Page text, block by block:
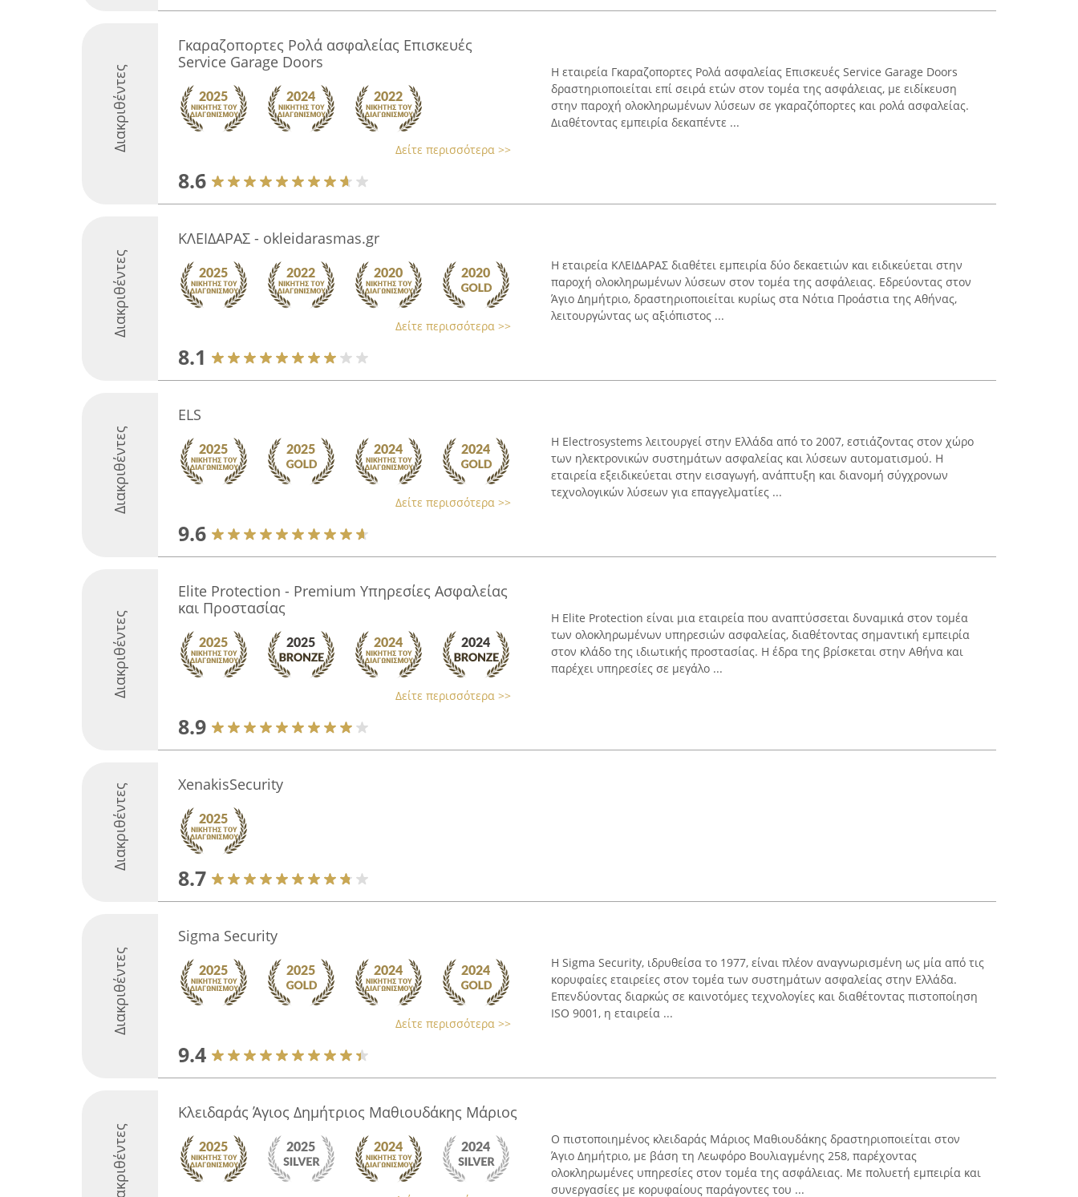
Διακριθέντες
Γκαραζοπορτες Ρολά ασφαλείας Επισκευές
Service Garage Doors
Δείτε περισσότερα >>
8.6
Η εταιρεία Γκαραζοπορτες Ρολά ασφαλείας Επισκευές Service Garage Doors
δραστηριοποιείται επί σειρά ετών στον τομέα της ασφάλειας, με ειδίκευση
στην παροχή ολοκληρωμένων λύσεων σε γκαραζόπορτες και ρολά ασφαλείας.
Διαθέτοντας εμπειρία δεκαπέντε ...
Διακριθέντες
ΚΛΕΙΔΑΡΑΣ - okleidarasmas.gr
Δείτε περισσότερα >>
8.1
Η εταιρεία ΚΛΕΙΔΑΡΑΣ διαθέτει εμπειρία δύο δεκαετιών και ειδικεύεται στην
παροχή ολοκληρωμένων λύσεων στον τομέα της ασφάλειας. Εδρεύοντας στον
Άγιο Δημήτριο, δραστηριοποιείται κυρίως στα Νότια Προάστια της Αθήνας,
λειτουργώντας ως αξιόπιστος ...
Διακριθέντες
ELS
Δείτε περισσότερα >>
9.6
Η Electrosystems λειτουργεί στην Ελλάδα από το 2007, εστιάζοντας στον χώρο
των ηλεκτρονικών συστημάτων ασφαλείας και λύσεων αυτοματισμού. Η
εταιρεία εξειδικεύεται στην εισαγωγή, ανάπτυξη και διανομή σύγχρονων
τεχνολογικών λύσεων για επαγγελματίες ...
Διακριθέντες
Elite Protection - Premium Υπηρεσίες Ασφαλείας
και Προστασίας
Δείτε περισσότερα >>
8.9
Η Elite Protection είναι μια εταιρεία που αναπτύσσεται δυναμικά στον τομέα
των ολοκληρωμένων υπηρεσιών ασφαλείας, διαθέτοντας σημαντική εμπειρία
στον κλάδο της ιδιωτικής προστασίας. Η έδρα της βρίσκεται στην Αθήνα και
παρέχει υπηρεσίες σε μεγάλο ...
Διακριθέντες XenakisSecurity
8.7
Διακριθέντες
Sigma Security
Δείτε περισσότερα >>
9.4
Η Sigma Security, ιδρυθείσα το 1977, είναι πλέον αναγνωρισμένη ως μία από τις
κορυφαίες εταιρείες στον τομέα των συστημάτων ασφαλείας στην Ελλάδα.
Επενδύοντας διαρκώς σε καινοτόμες τεχνολογίες και διαθέτοντας πιστοποίηση
ISO 9001, η εταιρεία ...
Διακριθέντες
Κλειδαράς Άγιος Δημήτριος Μαθιουδάκης Μάριος
Ο πιστοποιημένος κλειδαράς Μάριος Μαθιουδάκης δραστηριοποιείται στον
Άγιο Δημήτριο, με βάση τη Λεωφόρο Βουλιαγμένης 258, παρέχοντας
ολοκληρωμένες υπηρεσίες στον τομέα της ασφάλειας. Με πολυετή εμπειρία και
συνεργασίες με κορυφαίους παράγοντες του ...